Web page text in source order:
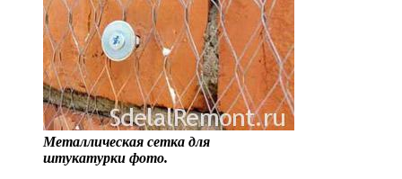
Металлическая сетка для
штукатурки фото.